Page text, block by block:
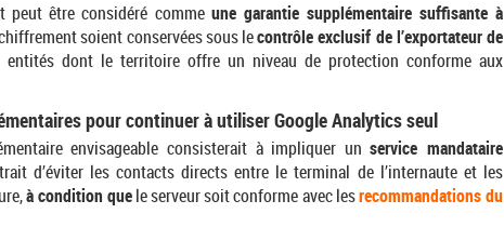
peut être considéré comme une garantie supplémentaire suffisante à
soient conservées sous lecontrôle exclusif de l’exportateur de
entités dont le territoire offre un niveau de protection conforme aux
pour continuer à utiliser Google Analytics seul
envisageable consisterait à impliquer unservice mandataire
d’éviter les contacts directs entre le terminal de l’internaute et les
à condition quele serveur soit conforme avec lesrecommandations du